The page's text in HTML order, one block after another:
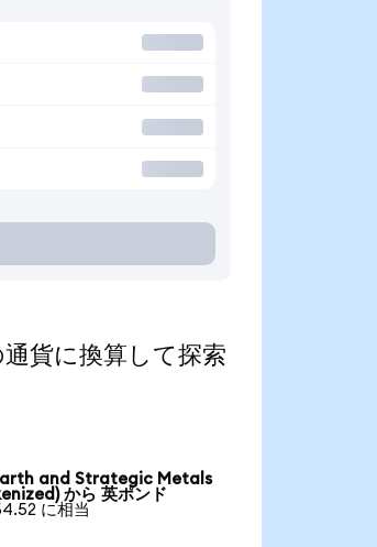
に換算して探索
and Strategic Metals
から 英ポンド
に相当